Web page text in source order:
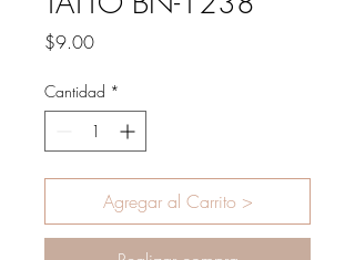
$9.00Precio
Cantidad *
Agregar al Carrito >